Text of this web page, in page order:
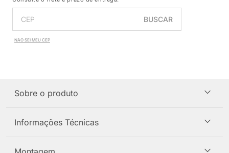
BUSCAR
NÃO SEI MEU CEP
Sobre o produto
Informações Técnicas